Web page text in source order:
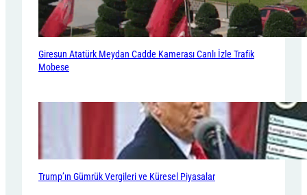
Giresun Atatürk Meydan Cadde Kamerası Canlı İzle Trafik
Mobese
Trump’ın Gümrük Vergileri ve Küresel Piyasalar